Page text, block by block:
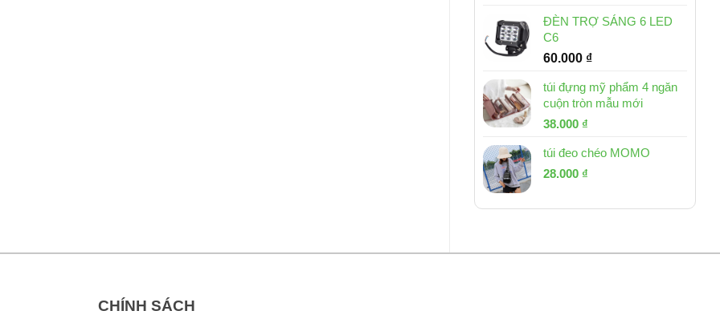
ĐÈN TRỢ SÁNG 6 LED
C6
60.000 ₫
túi đựng mỹ phẩm 4 ngăn
cuộn tròn mẫu mới
Giá
là:
53.000 ₫.
38.000 ₫
tại
túi đeo chéo MOMO
Giá
là:
28.000 ₫
tại
CHÍNH SÁCH